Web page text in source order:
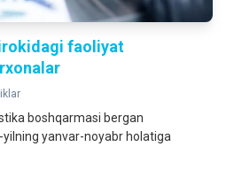
faoliyat
boshqarmasi bergan
yilning yanvar-noyabr holatiga